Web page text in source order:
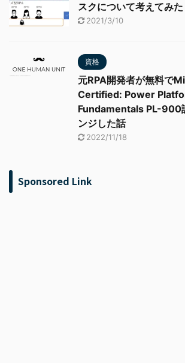
スクについて考えてみた
2021/3/10
資格
元RPA開発者が無料で
Certified: Power
Fundamentals PL-900
ンジした話
2022/11/18
Sponsored Link